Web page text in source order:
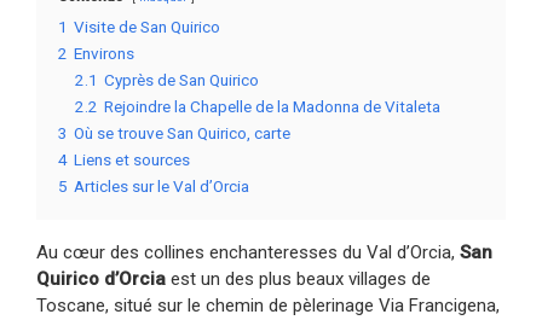
1 Visite de San Quirico
2 Environs
2.1 Cyprès de San Quirico
2.2 Rejoindre la Chapelle de la Madonna de Vitaleta
3 Où se trouve San Quirico, carte
4 Liens et sources
5 Articles sur le Val d’Orcia
Au cœur des collines enchanteresses du Val d’Orcia, San
Quirico d’Orcia est un des plus beaux villages de
Toscane, situé sur le chemin de pèlerinage Via Francigena,